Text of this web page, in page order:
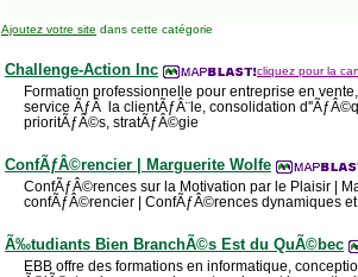
Ajoutez votre site dans cette catégorie
Challenge-Action Inc cliquez pour la
Formation professionnelle pour entreprise en
service ÃƒÂ la clientÃƒÂ¨le, consolidation
prioritÃƒÂ©s, stratÃƒÂ©gie
ConfÃƒÂ©rencier | Marguerite Wolfe
ConfÃƒÂ©rences sur la Motivation par le Plaisir |
confÃƒÂ©rencier | ConfÃƒÂ©rences dynamiques
Ã‰tudiants Bien BranchÃ©s Est du QuÃ©bec
EBB offre des formations en informatique,